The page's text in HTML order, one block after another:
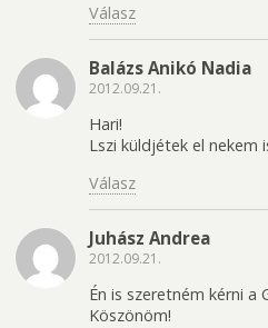
Válasz
Balázs Anikó Nadia
2012.09.21.
Hari!
Lszi küldjétek el nekem
Válasz
Juhász Andrea
2012.09.21.
Én is szeretném kérni a
Köszönöm!